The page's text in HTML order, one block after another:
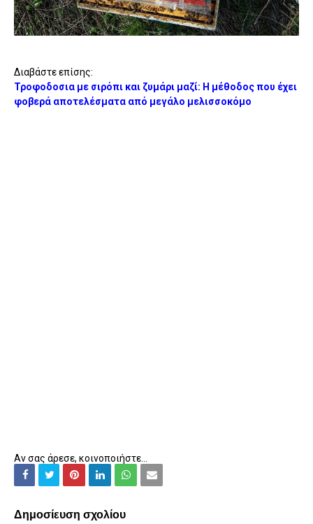
Διαβάστε επίσης:
Τροφοδοσια με σιρόπι και ζυμάρι μαζί: Η μέθοδος που έχει
φοβερά αποτελέσματα από μεγάλο μελισσοκόμο
Αν σας άρεσε, κοινοποιήστε...
Δημοσίευση σχολίου